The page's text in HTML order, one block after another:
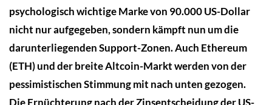
psychologisch wichtige Marke von 90.000 US-Dollar
nicht nur aufgegeben, sondern kämpft nun um die
darunterliegenden Support-Zonen. Auch Ethereum
(ETH) und der breite Altcoin-Markt werden von der
pessimistischen Stimmung mit nach unten gezogen.
Die Ernüchterung nach der Zinsentscheidung der US-